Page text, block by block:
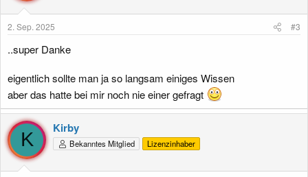
n
n
2. Sep. 2025 #3
..super Danke
eigentlich sollte man ja so langsam einiges Wissen
aber das hatte bei mir noch nie einer gefragt
K
Kirby
Bekanntes Mitglied Lizenzinhaber